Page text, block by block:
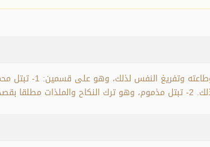
التبتل: هو